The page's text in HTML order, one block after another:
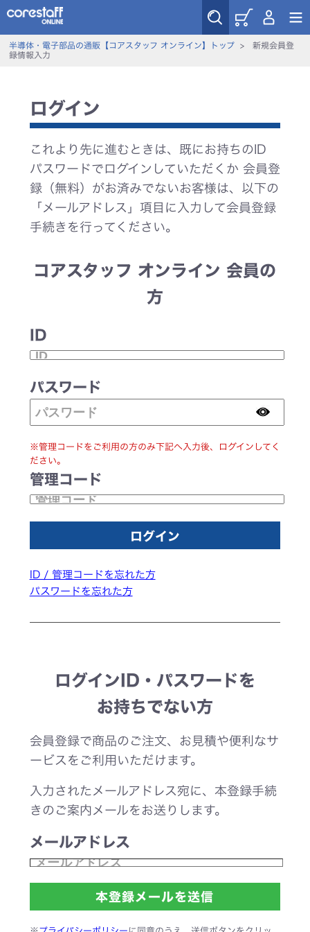
半導体・電子部品の通販【コアスタッフ オンライン】トップ> 新規会員登
録情報入力
ログイン
これより先に進むときは、既にお持ちのID
パスワードでログインしていただくか 会員登
録（無料）がお済みでないお客様は、以下の
「メールアドレス」項目に入力して会員登録
手続きを行ってください。
コアスタッフ オンライン 会員の
方
ID
パスワード
※管理コードをご利用の方のみ下記へ入力後、ログインしてく
ださい。
管理コード
ID / 管理コードを忘れた方
パスワードを忘れた方
ログインID・パスワードを
お持ちでない方
会員登録で商品のご注文、お見積や便利なサ
ービスをご利用いただけます。
入力されたメールアドレス宛に、本登録手続
きのご案内メールをお送りします。
メールアドレス